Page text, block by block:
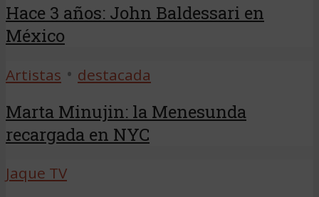
Hace 3 años: John Baldessari en
México
Artistas • destacada
Marta Minujin: la Menesunda
recargada en NYC
Jaque TV